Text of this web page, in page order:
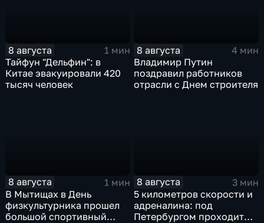
8 августа
1 мин
Тайфун "Дельфин": в
Китае эвакуировали 420
тысяч человек
8 августа
4 мин
Владимир Путин
поздравил работников
отрасли с Днем строителя
8 августа
1 мин
В Мытищах в День
физкультурника прошел
большой спортивный
8 августа
3 мин
5 километров скорости и
адреналина: под
Петербургом проходит